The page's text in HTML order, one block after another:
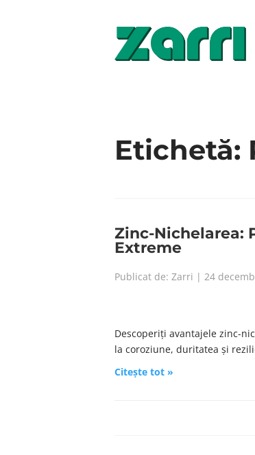
Etichetă:
Zinc-Nichelarea:
Extreme
Publicat de: Zarri | 24
Descoperiți avantajele zinc-
la coroziune, duritatea și
Citește tot »